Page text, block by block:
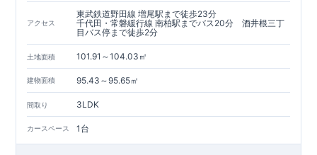
アクセス
東武鉄道野田線 増尾駅まで徒歩23分
千代田・常磐緩行線 南柏駅までバス20分 酒井根三丁
目バス停まで徒歩2分
土地面積 101.91～104.03㎡
建物面積 95.43～95.65㎡
間取り 3LDK
カースペース 1台